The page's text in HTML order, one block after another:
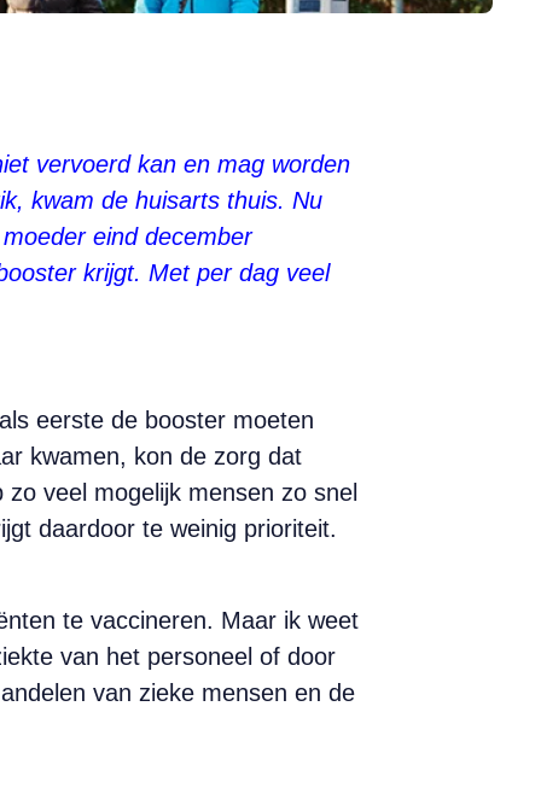
vervoerd kan en mag worden
kwam de huisarts thuis. Nu
eind december
krijgt. Met per dag veel
eerste de booster moeten
kwamen, kon de zorg dat
veel mogelijk mensen zo snel
daardoor te weinig prioriteit.
te vaccineren. Maar ik weet
van het personeel of door
van zieke mensen en de